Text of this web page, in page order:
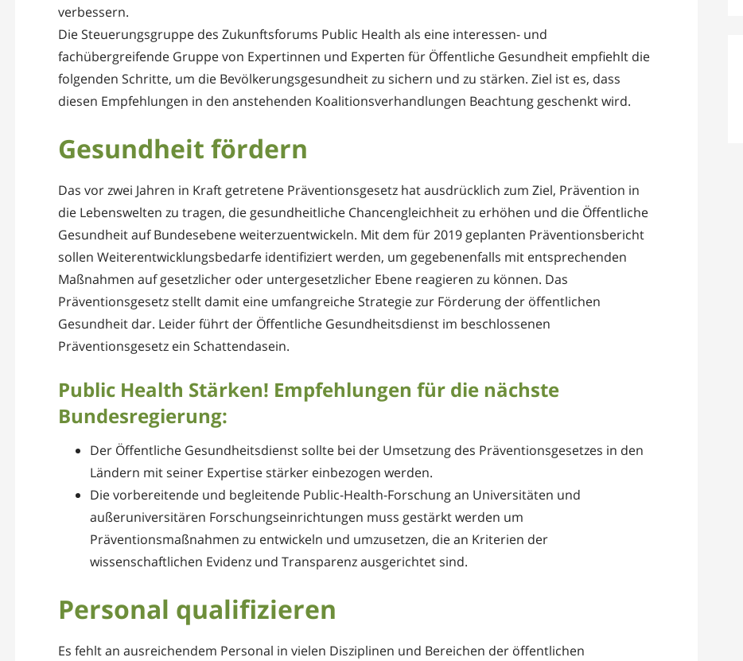
verbessern.
Die Steuerungsgruppe des Zukunftsforums Public Health als eine interessen- und
fachübergreifende Gruppe von Expertinnen und Experten für Öffentliche Gesundheit empfiehlt die
folgenden Schritte, um die Bevölkerungsgesundheit zu sichern und zu stärken. Ziel ist es, dass
diesen Empfehlungen in den anstehenden Koalitionsverhandlungen Beachtung geschenkt wird.
Gesundheit fördern
Das vor zwei Jahren in Kraft getretene Präventionsgesetz hat ausdrücklich zum Ziel, Prävention in
die Lebenswelten zu tragen, die gesundheitliche Chancengleichheit zu erhöhen und die Öffentliche
Gesundheit auf Bundesebene weiterzuentwickeln. Mit dem für 2019 geplanten Präventionsbericht
sollen Weiterentwicklungsbedarfe identifiziert werden, um gegebenenfalls mit entsprechenden
Maßnahmen auf gesetzlicher oder untergesetzlicher Ebene reagieren zu können. Das
Präventionsgesetz stellt damit eine umfangreiche Strategie zur Förderung der öffentlichen
Gesundheit dar. Leider führt der Öffentliche Gesundheitsdienst im beschlossenen
Präventionsgesetz ein Schattendasein.
Public Health Stärken! Empfehlungen für die nächste
Bundesregierung:
Der Öffentliche Gesundheitsdienst sollte bei der Umsetzung des Präventionsgesetzes in den
Ländern mit seiner Expertise stärker einbezogen werden.
Die vorbereitende und begleitende Public-Health-Forschung an Universitäten und
außeruniversitären Forschungseinrichtungen muss gestärkt werden um
Präventionsmaßnahmen zu entwickeln und umzusetzen, die an Kriterien der
wissenschaftlichen Evidenz und Transparenz ausgerichtet sind.
Personal qualifizieren
Es fehlt an ausreichendem Personal in vielen Disziplinen und Bereichen der öffentlichen